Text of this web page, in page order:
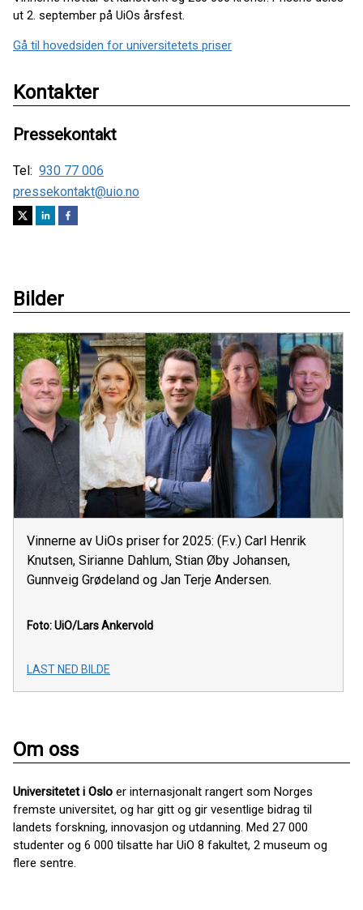
ut 2. september på UiOs årsfest.
Gå til hovedsiden for universitetets priser
Kontakter
Pressekontakt
Tel: 930 77 006
pressekontakt@uio.no
Bilder
Vinnerne av UiOs priser for 2025: (F.v.) Carl Henrik
Knutsen, Sirianne Dahlum, Stian Øby Johansen,
Gunnveig Grødeland og Jan Terje Andersen.
Foto: UiO/Lars Ankervold
LAST NED BILDE
Om oss
Universitetet i Oslo er internasjonalt rangert som Norges
fremste universitet, og har gitt og gir vesentlige bidrag til
landets forskning, innovasjon og utdanning. Med 27 000
studenter og 6 000 tilsatte har UiO 8 fakultet, 2 museum og
flere sentre.